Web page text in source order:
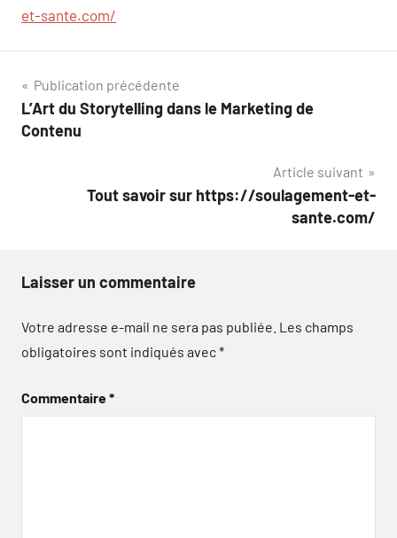
et-sante.com/
Navigation
de
Publication précédente
L’Art du Storytelling dans le Marketing de
Contenu
Article suivant
Tout savoir sur https://soulagement-et-
sante.com/
Laisser un commentaire
Votre adresse e-mail ne sera pas publiée. Les champs
obligatoires sont indiqués avec*
Commentaire*